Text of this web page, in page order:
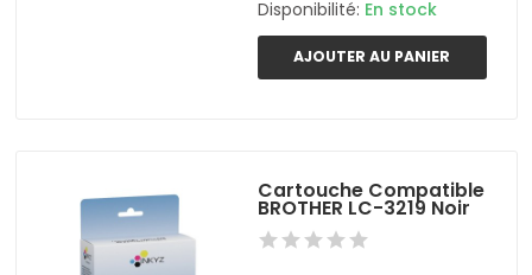
Disponibilité: En stock
AJOUTER AU PANIER
Cartouche Compatible
BROTHER LC-3219 Noir